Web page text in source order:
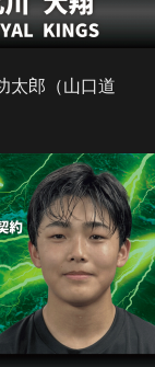
太郎（山口道